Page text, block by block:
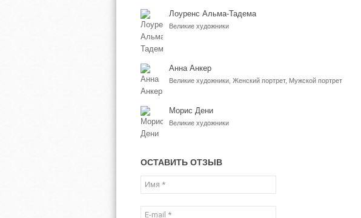
Лоуренс Альма-Тадема
Великие художники
Анна Анкер
Великие художники, Женский портрет, Мужской портрет
Морис Дени
Великие художники
ОСТАВИТЬ ОТЗЫВ